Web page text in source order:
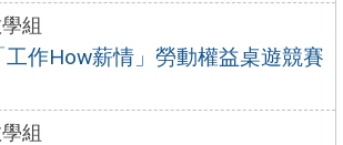
組
作How薪情」勞動權益桌遊競賽
組